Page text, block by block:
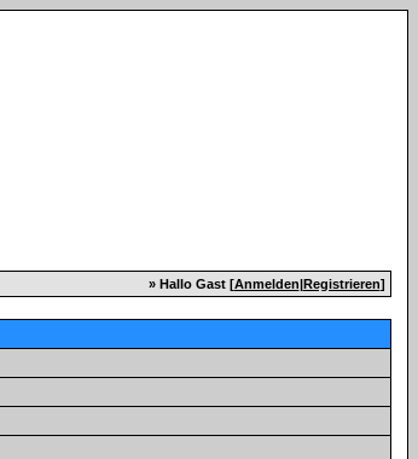
» Hallo Gast [Anmelden|Registrieren]